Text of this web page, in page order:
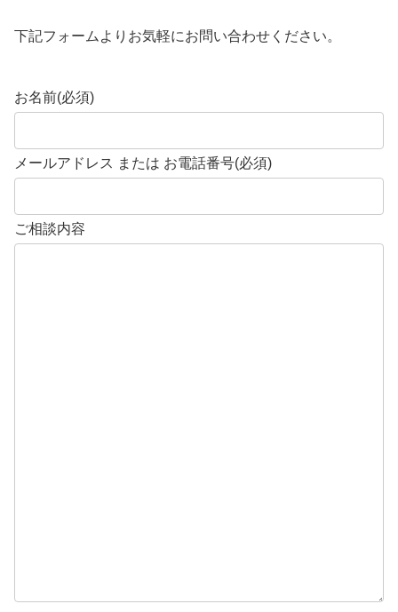
下記フォームよりお気軽にお問い合わせください。
お名前(必須)
メールアドレス または お電話番号(必須)
ご相談内容